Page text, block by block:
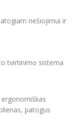
nešiojimui ir
tvirtinimo sistema
patogus